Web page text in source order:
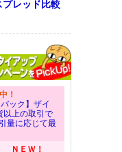
プレッド比較
！
ック】ザイ
以上の取引で
量に応じて最
ＮＥＷ！